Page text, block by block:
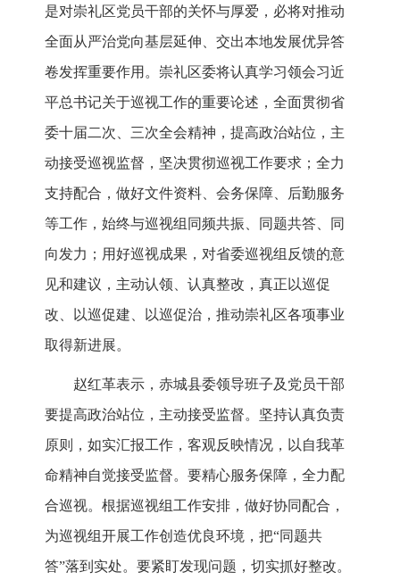
是对崇礼区党员干部的关怀与厚爱，必将对推动
全面从严治党向基层延伸、交出本地发展优异答
卷发挥重要作用。崇礼区委将认真学习领会习近
平总书记关于巡视工作的重要论述，全面贯彻省
委十届二次、三次全会精神，提高政治站位，主
动接受巡视监督，坚决贯彻巡视工作要求；全力
支持配合，做好文件资料、会务保障、后勤服务
等工作，始终与巡视组同频共振、同题共答、同
向发力；用好巡视成果，对省委巡视组反馈的意
见和建议，主动认领、认真整改，真正以巡促
改、以巡促建、以巡促治，推动崇礼区各项事业
取得新进展。
赵红革表示，赤城县委领导班子及党员干部
要提高政治站位，主动接受监督。坚持认真负责
原则，如实汇报工作，客观反映情况，以自我革
命精神自觉接受监督。要精心服务保障，全力配
合巡视。根据巡视组工作安排，做好协同配合，
为巡视组开展工作创造优良环境，把“同题共
答”落到实处。要紧盯发现问题，切实抓好整改。